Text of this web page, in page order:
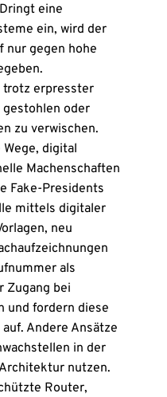
eine
ein, wird der
nur gegen hohe
trotz erpresster
oder
zu verwischen.
digital
Machenschaften
Fake-Presidents
mittels digitaler
neu
als
Zugang bei
und fordern diese
Andere Ansätze
in der
nutzen.
Router,